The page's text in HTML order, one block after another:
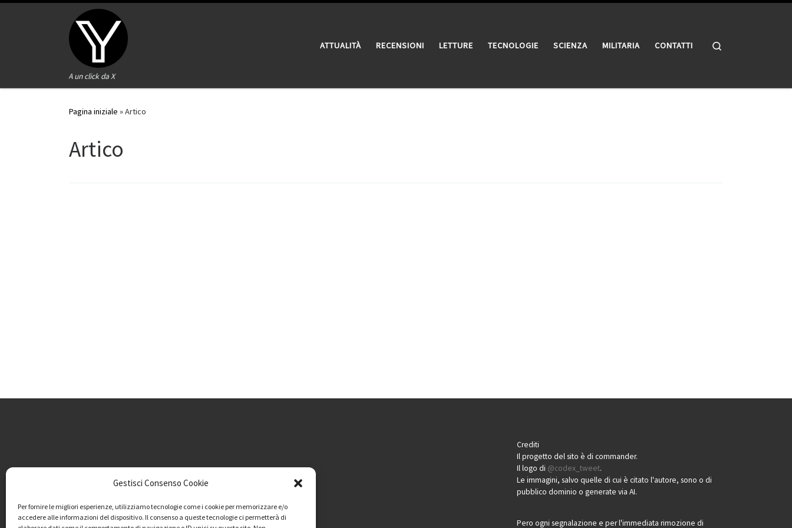
Gestisci Consenso Cookie
Per fornire le migliori esperienze, utilizziamo tecnologie come i cookie per memorizzare e/o
accedere alle informazioni del dispositivo. Il consenso a queste tecnologie ci permetterà di
Passa al contenuto
A un click da X
ATTUALITÀ RECENSIONI LETTURE TECNOLOGIE SCIENZA MILITARIA CONTATTI
Pagina iniziale »Artico
Artico
Crediti
Il progetto del sito è di commander.
Il logo di @codex_tweet.
Le immagini, salvo quelle di cui è citato l'autore, sono o di
pubblico dominio o generate via AI.
Pero ogni segnalazione e per l'immediata rimozione di